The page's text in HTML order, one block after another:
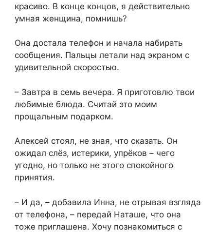
красиво. В конце концов, я действительно
умная женщина, помнишь?
Она достала телефон и начала набирать
сообщения. Пальцы летали над экраном с
удивительной скоростью.
– Завтра в семь вечера. Я приготовлю твои
любимые блюда. Считай это моим
прощальным подарком.
Алексей стоял, не зная, что сказать. Он
ожидал слёз, истерики, упрёков – чего
угодно, но только не этого спокойного
принятия.
– И да, – добавила Инна, не отрывая взгляда
от телефона, – передай Наташе, что она
тоже приглашена. Хочу познакомиться с